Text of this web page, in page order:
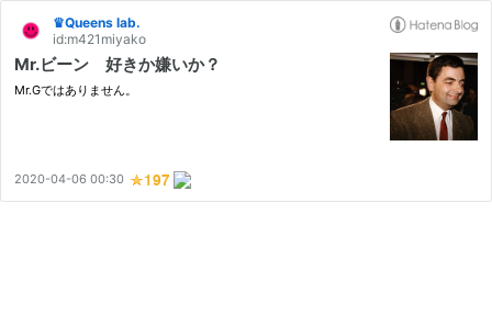
♛Queens lab.
id:m421miyako
Mr.ビーン 好きか嫌いか？
Mr.Gではありません。
2020-04-06 00:30